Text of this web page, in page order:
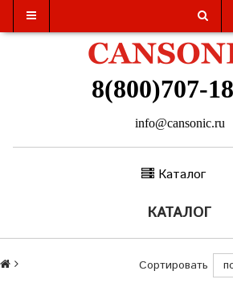
8(800)707-
info@cansonic.ru
Каталог
КАТАЛОГ
Сортировать